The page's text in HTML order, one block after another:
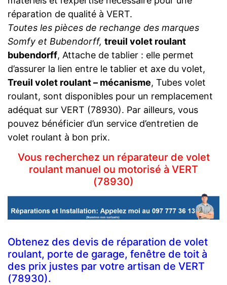
réparation de qualité à VERT.
Toutes les pièces de rechange des marques
Somfy et Bubendorff, treuil volet roulant
bubendorff, Attache de tablier : elle permet
d’assurer la lien entre le tablier et axe du volet,
Treuil volet roulant – mécanisme, Tubes volet
roulant, sont disponibles pour un remplacement
adéquat sur VERT (78930). Par ailleurs, vous
pouvez bénéficier d’un service d’entretien de
volet roulant à bon prix.
Vous recherchez un réparateur de volet
roulant manuel ou motorisé à VERT
(78930)
Obtenez des devis de réparation de volet
roulant, porte de garage, fenêtre de toit à
des prix justes par votre artisan de VERT
(78930).